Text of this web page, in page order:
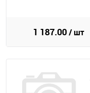
1 187.00/ шт